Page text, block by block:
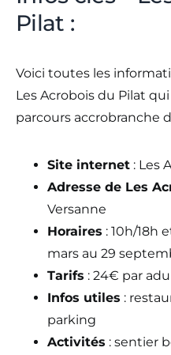
Pilat :
Voici toutes les
Les Acrobois du Pilat
parcours accrobranche
Site internet : Les
Adresse de Les
Versanne
Horaires : 10h/18h
mars au 29
Tarifs : 24€ par
Infos utiles :
parking
Activités : sentier